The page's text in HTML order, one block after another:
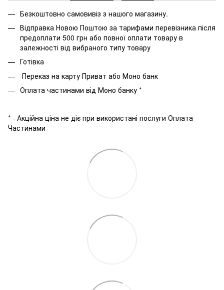
Безкоштовно самовивіз з нашого магазину.
Відправка Новою Поштою за тарифами перевізника після
предоплати 500 грн або повної оплати товару в
залежності від вибраного типу товару
Готівка
Переказ на карту Приват або Моно банк
Оплата частинами від Моно банку *
* - Акційна ціна не діє при використані послуги Оплата
Частинами